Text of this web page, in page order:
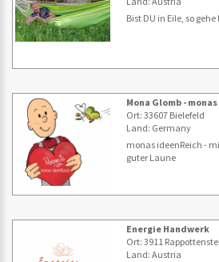
Bist DU in Eile, so
Mona Glomb -
Ort: 33607 Bielefeld
Land: Germany
monas ideenReich -
guter Laune
Energie Handwerk
Ort: 3911
Land: Austria